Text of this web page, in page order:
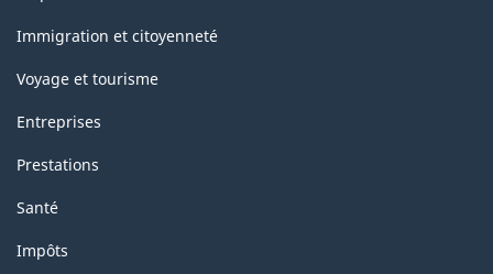
sujets
Immigration et citoyenneté
Voyage et tourisme
Entreprises
Prestations
Santé
Impôts